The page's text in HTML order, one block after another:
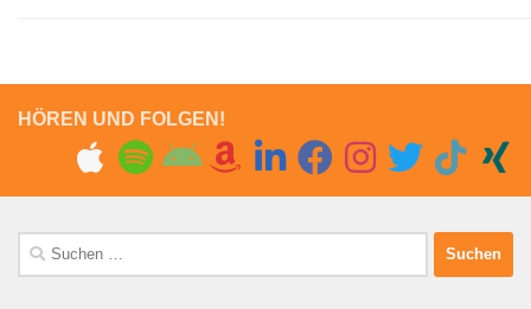
HÖREN UND FOLGEN!
Suchen
nach: